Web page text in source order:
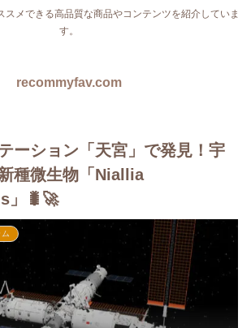
スメできる高品質な商品やコンテンツを紹介していま
す。
recommyfav.com
ーション「天宮」で発見！宇
種微生物「Niallia
」🐛🚀